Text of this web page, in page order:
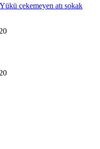
çekemeyen atı sokak